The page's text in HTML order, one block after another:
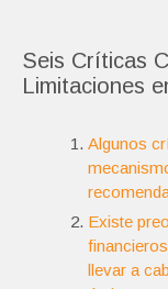
Seis Críticas
Limitaciones
Algunos
Existe
llevar a